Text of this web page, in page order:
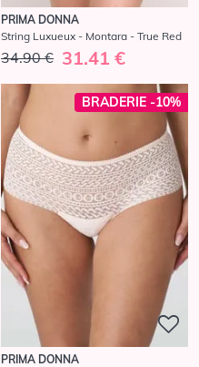
PRIMA DONNA
String Luxueux - Montara - True Red
34.90 € 31.41 €
BRADERIE -10%
PRIMA DONNA